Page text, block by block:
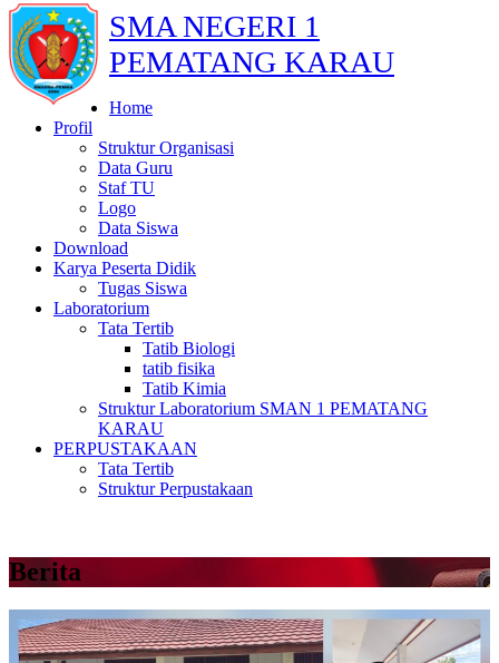
SMA NEGERI 1
PEMATANG KARAU
Home
Profil
Struktur Organisasi
Data Guru
Staf TU
Logo
Data Siswa
Download
Karya Peserta Didik
Tugas Siswa
Laboratorium
Tata Tertib
Tatib Biologi
tatib fisika
Tatib Kimia
Struktur Laboratorium SMAN 1 PEMATANG
KARAU
PERPUSTAKAAN
Tata Tertib
Struktur Perpustakaan
Berita